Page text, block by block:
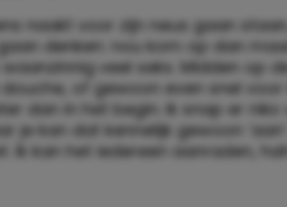
naakt voor zijn neus gaan
denken: nou kom op dan
veel seks. Midden op
of gewoon even snel voor
dan in het begin. Ik snap er niks
je kan dat kennelijk gewoon
Ik kan het iedereen aanraden,